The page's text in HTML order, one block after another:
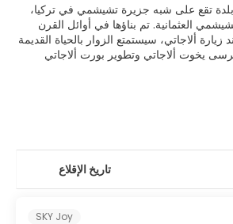
بلدة تقع على شبه جزيرة تشيشمي في تركيا،
العثمانية. تم بناؤها في أوائل القرن
ألاجاتي، سيستمتع الزوار بالحياة القديمة
يخوت ألاجاتي وتطوير بورت ألاجاتي
تاريخ الإقلاع
SKY Joy